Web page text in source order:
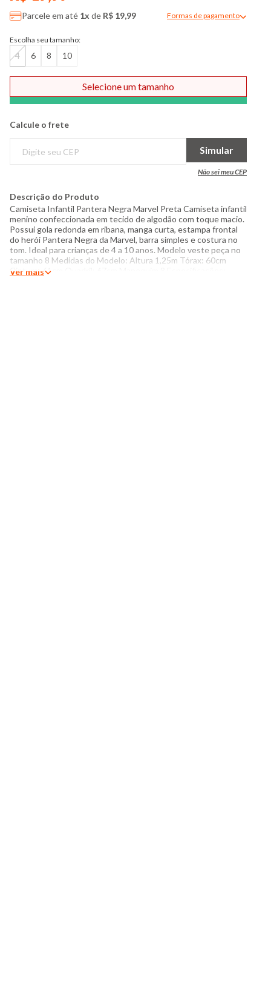
Parcele em até 1x de R$ 19,99 Formas de pagamento
Escolha seu tamanho:
4 6 8 10
Comprar
Selecione um tamanho
Calcule o frete
Simular
Não sei meu CEP
Descrição do Produto
Camiseta Infantil Pantera Negra Marvel Preta Camiseta infantil
menino confeccionada em tecido de algodão com toque macio.
Possui gola redonda em ribana, manga curta, estampa frontal
do herói Pantera Negra da Marvel, barra simples e costura no
tom. Ideal para crianças de 4 a 10 anos. Modelo veste peça no
tamanho 8 Medidas do Modelo: Altura 1,25m Tórax: 60cm
Cintura: 61cm Quadril: 67cm Manequim 8 Especificações: -
Ver mais